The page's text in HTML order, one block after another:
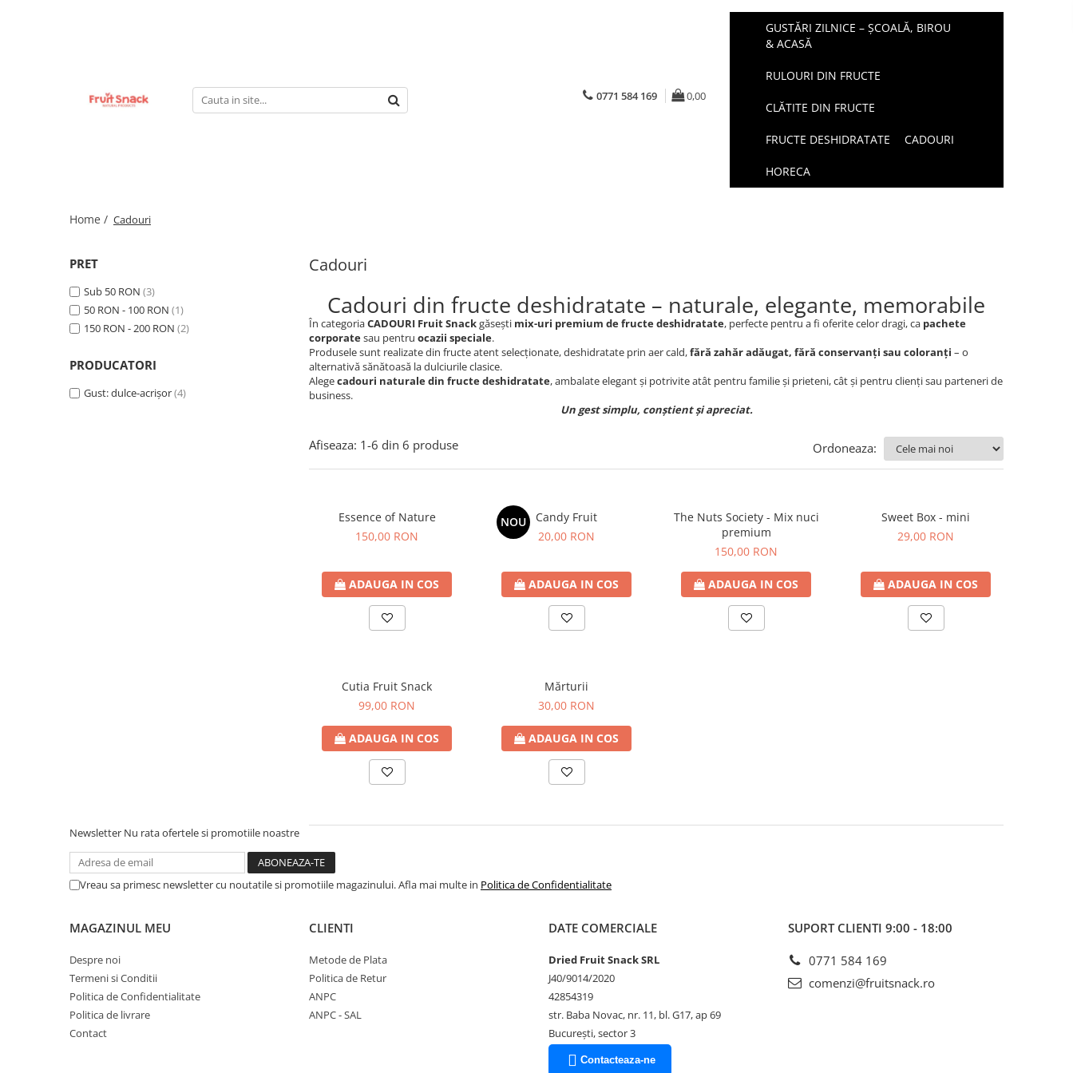
0771 584 169 0,00
GUSTĂRI ZILNICE – ȘCOALĂ, BIROU
& ACASĂ
RULOURI DIN FRUCTE
CLĂTITE DIN FRUCTE
FRUCTE DESHIDRATATE CADOURI
HORECA
Home / Cadouri
Cadouri
Cadouri din fructe deshidratate – naturale, elegante, memorabile
În categoriaCADOURI Fruit Snackgăsești mix-uri premium de fructe deshidratate, perfecte pentru a fi oferite celor dragi, ca pachete
corporatesau pentru ocazii speciale.
Produsele sunt realizate din fructe atent selecționate, deshidratate prin aer cald,fără zahăr adăugat, fără conservanți sau coloranți – o
alternativă sănătoasă la dulciurile clasice.
Alegecadouri naturale din fructe deshidratate, ambalate elegant și potrivite atât pentru familie și prieteni, cât și pentru clienți sau parteneri de
business.
Un gest simplu, conștient și apreciat.
PRET
Sub 50 RON (3)
50 RON - 100 RON (1)
150 RON - 200 RON (2)
PRODUCATORI
Gust: dulce-acrișor(4)
Afiseaza: 1-6 din 6 produse Ordoneaza:
Essence of Nature
150,00 RON
ADAUGA IN COS
NOU
Candy Fruit
20,00 RON
ADAUGA IN COS
The Nuts Society - Mix nuci
premium
150,00 RON
ADAUGA IN COS
Sweet Box - mini
29,00 RON
ADAUGA IN COS
Cutia Fruit Snack
99,00 RON
ADAUGA IN COS
Mărturii
30,00 RON
ADAUGA IN COS
Newsletter Nu rata ofertele si promotiile noastre
Vreau sa primesc newsletter cu noutatile si promotiile magazinului. Afla mai multe in Politica de Confidentialitate
MAGAZINUL MEU
Despre noi
Termeni si Conditii
Politica de Confidentialitate
Politica de livrare
Contact
CLIENTI
Metode de Plata
Politica de Retur
ANPC
ANPC - SAL
DATE COMERCIALE
Dried Fruit Snack SRL
J40/9014/2020
42854319
str. Baba Novac, nr. 11, bl. G17, ap 69
București, sector 3
Contacteaza-ne
SUPORT CLIENTI 9:00 - 18:00
0771 584 169
comenzi@fruitsnack.ro